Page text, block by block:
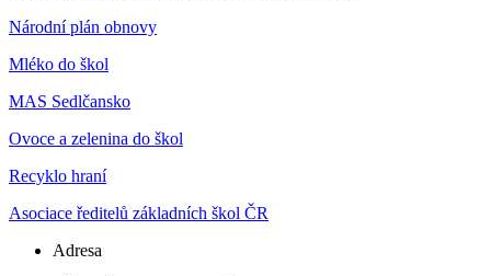
Národní plán obnovy
Mléko do škol
MAS Sedlčansko
Ovoce a zelenina do škol
Recyklo hraní
Asociace ředitelů základních škol ČR
Adresa